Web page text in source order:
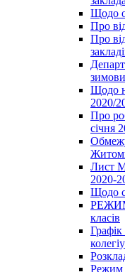
Щодо
Про
Про
Щодо
2020/
Про
січня
Лист
2020-
Щодо
класів
Режим